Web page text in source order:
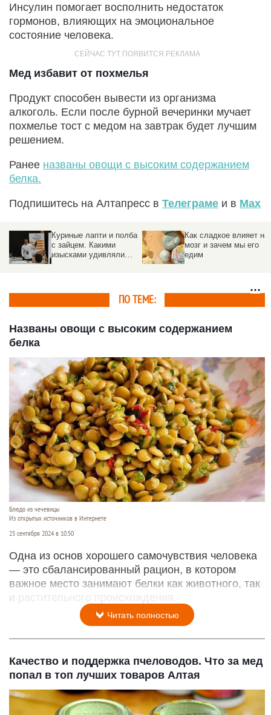
Инсулин помогает восполнить недостаток
гормонов, влияющих на эмоциональное
состояние человека.
Мед избавит от похмелья
Продукт способен вывести из организма
алкоголь. Если после бурной вечеринки мучает
похмелье тост с медом на завтрак будет лучшим
решением.
Ранее названы овощи с высоким содержанием
белка.
Подпишитесь на Алтапресс в Телеграме и в Max
Куриные лапти и полба
с зайцем. Какими
изысками удивляли
Как сладкое влияет на
мозг и зачем мы его
едим
ПО ТЕМЕ:
Названы овощи с высоким содержанием
белка
Блюдо из чечевицы
Из открытых источников в Интернете
25 сентября 2024 в 10:50
Одна из основ хорошего самочувствия человека
— это сбалансированный рацион, в котором
важное место занимают белки как животного, так
и растительного происхождения.
Читать полностью
Качество и поддержка пчеловодов. Что за мед
попал в топ лучших товаров Алтая